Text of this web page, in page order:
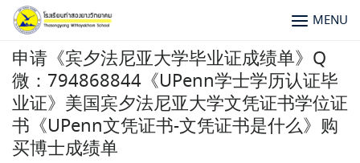
MENU
申请《宾夕法尼亚大学毕业证成绩单》Q
微：794868844《UPenn学士学历认证毕
业证》美国宾夕法尼亚大学文凭证书学位证
书《UPenn文凭证书-文凭证书是什么》购
买博士成绩单